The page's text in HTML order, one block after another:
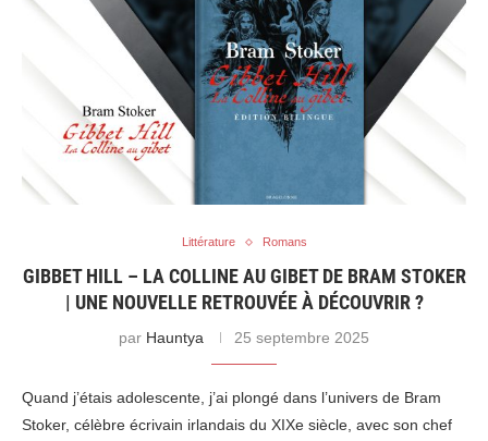
Littérature Romans
GIBBET HILL – LA COLLINE AU GIBET DE BRAM STOKER
| UNE NOUVELLE RETROUVÉE À DÉCOUVRIR ?
par Hauntya 25 septembre 2025
Quand j’étais adolescente, j’ai plongé dans l’univers de Bram
Stoker, célèbre écrivain irlandais du XIXe siècle, avec son chef